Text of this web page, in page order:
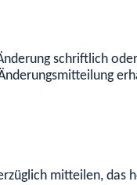
schriftlich
mitteilen,